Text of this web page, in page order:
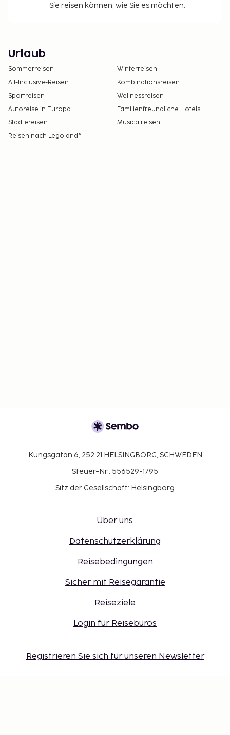
Sie reisen können, wie Sie es möchten.
Urlaub
Sommerreisen
Winterreisen
All-Inclusive-Reisen
Kombinationsreisen
Sportreisen
Wellnessreisen
Autoreise in Europa
Familienfreundliche Hotels
Städtereisen
Musicalreisen
Reisen nach Legoland®
Kungsgatan 6, 252 21 HELSINGBORG, SCHWEDEN
Steuer-Nr.: 556529-1795
Sitz der Gesellschaft: Helsingborg
Über uns
Datenschutzerklärung
Reisebedingungen
Sicher mit Reisegarantie
Reiseziele
Login für Reisebüros
Registrieren Sie sich für unseren Newsletter